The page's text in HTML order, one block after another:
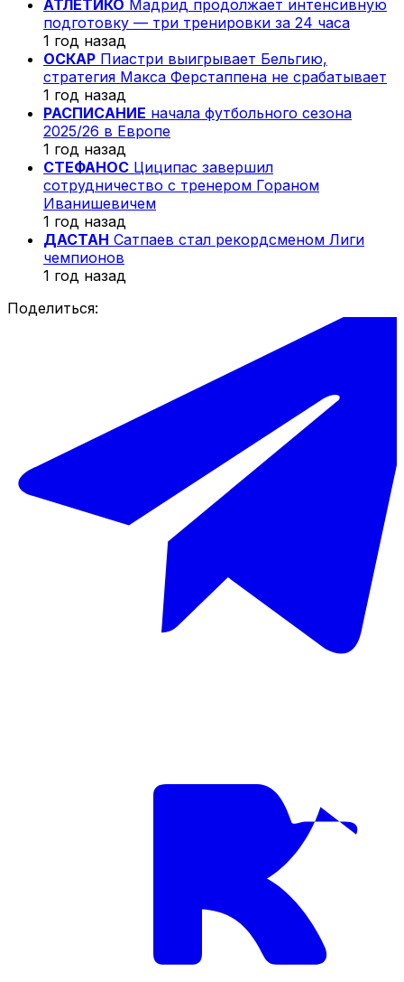
АТЛЕТИКО Мадрид продолжает интенсивную
подготовку — три тренировки за 24 часа
1 год назад
ОСКАР Пиастри выигрывает Бельгию,
стратегия Макса Ферстаппена не срабатывает
1 год назад
РАСПИСАНИЕ начала футбольного сезона
2025/26 в Европе
1 год назад
СТЕФАНОС Циципас завершил
сотрудничество с тренером Гораном
Иванишевичем
1 год назад
ДАСТАН Сатпаев стал рекордсменом Лиги
чемпионов
1 год назад
Поделиться: